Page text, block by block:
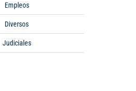
Empleos
Diversos
Judiciales